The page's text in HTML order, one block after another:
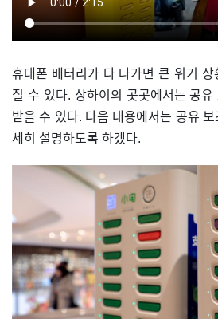
휴대폰 배터리가 다 나가면 큰 위기 상
질 수 있다. 상하이의 곳곳에서는 공유
받을 수 있다. 다음 내용에서는 공유
세히 설명하도록 하겠다.